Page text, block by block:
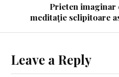
Prieten imaginar
meditație sclipitoare
Leave a Reply